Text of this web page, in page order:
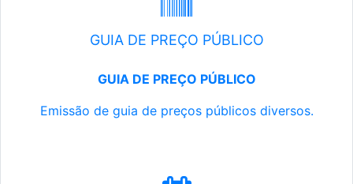
GUIA DE PREÇO PÚBLICO
GUIA DE PREÇO PÚBLICO
Emissão de guia de preços públicos diversos.